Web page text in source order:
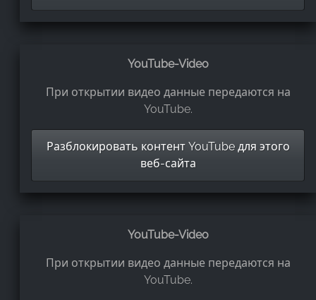
YouTube-Video
При открытии видео данные передаются на
YouTube.
Разблокировать контент YouTube для этого
веб-сайта
YouTube-Video
При открытии видео данные передаются на
YouTube.